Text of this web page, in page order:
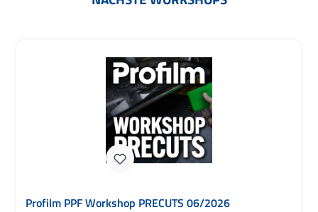
Gtechniq Workshop Accredited Detailer August 2026